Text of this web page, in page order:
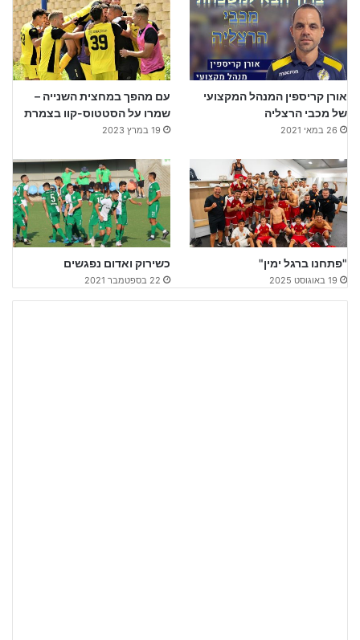
אורן קריספין המנהל המקצועי
של מכבי הרצליה
26 במאי 2021
עם מהפך במחצית השנייה –
שמרו על הסטטוס-קוו בצמרת
19 במרץ 2023
"פתחנו ברגל ימין"
19 באוגוסט 2025
כשירוק ואדום נפגשים
22 בספטמבר 2021